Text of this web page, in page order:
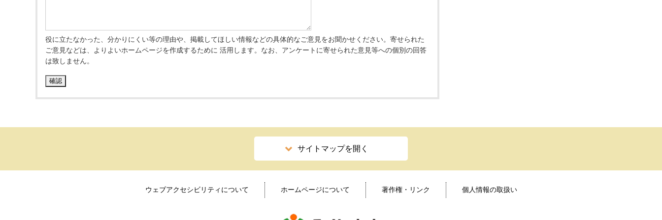
役に立たなかった、分かりにくい等の理由や、掲載してほしい情報などの具体的なご意見をお聞かせください。寄せられた
ご意見などは、よりよいホームページを作成するために 活用します。なお、アンケートに寄せられた意見等への個別の回答
は致しません。
サイトマップを開く
ウェブアクセシビリティについて ホームページについて 著作権・リンク 個人情報の取扱い